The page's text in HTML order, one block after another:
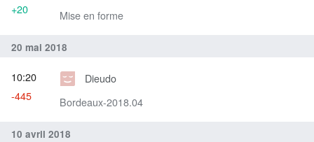
Mise en forme
+20
20 mai 2018
Dieudo
Bordeaux-2018.04
10:20
-445
10 avril 2018